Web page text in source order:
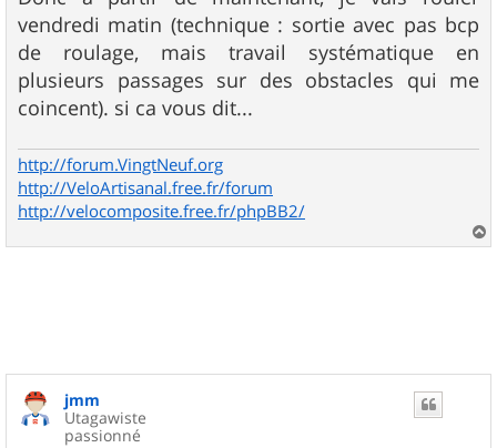
vendredi matin (technique : sortie avec pas bcp
de roulage, mais travail systématique en
plusieurs passages sur des obstacles qui me
coincent). si ca vous dit...
http://forum.VingtNeuf.org
http://VeloArtisanal.free.fr/forum
http://velocomposite.free.fr/phpBB2/
a
jmm
Utagawiste
passionné